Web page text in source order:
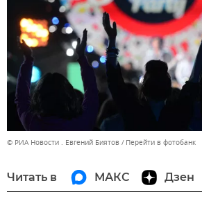
© РИА Новости . Евгений Биятов Перейти в фотобанк
Читать в МАКС Дзен